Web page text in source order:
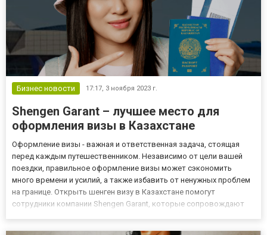
Бизнес новости 17:17, 3 ноября 2023 г.
Shengen Garant – лучшее место для
оформления визы в Казахстане
Оформление визы - важная и ответственная задача, стоящая
перед каждым путешественником. Независимо от цели вашей
поездки, правильное оформление визы может сэкономить
много времени и усилий, а также избавить от ненужных проблем
на границе. Открыть шенген визу в Казахстане помогут
сотрудники компании Shengen Garant, которые сопровождают